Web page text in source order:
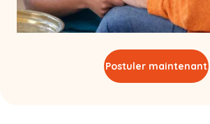
Postuler maintenant